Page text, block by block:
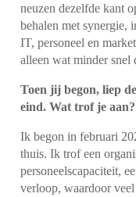
neuzen dezelfde kant
behalen met synergie,
IT, personeel en
alleen wat minder snel
Toen jij begon, liep
eind. Wat trof je aan?
Ik begon in februari
thuis. Ik trof een
personeelscapaciteit,
verloop, waardoor